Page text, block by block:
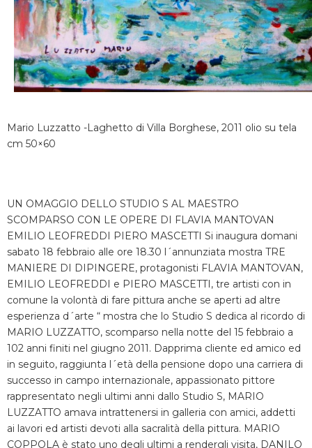
Mario Luzzatto -Laghetto di Villa Borghese, 2011 olio su tela
cm 50×60
UN OMAGGIO DELLO STUDIO S AL MAESTRO
SCOMPARSO CON LE OPERE DI FLAVIA MANTOVAN
EMILIO LEOFREDDI PIERO MASCETTI Si inaugura domani
sabato 18 febbraio alle ore 18.30 l´annunziata mostra TRE
MANIERE DI DIPINGERE, protagonisti FLAVIA MANTOVAN,
EMILIO LEOFREDDI e PIERO MASCETTI, tre artisti con in
comune la volontà di fare pittura anche se aperti ad altre
esperienza d´arte “ mostra che lo Studio S dedica al ricordo di
MARIO LUZZATTO, scomparso nella notte del 15 febbraio a
102 anni finiti nel giugno 2011. Dapprima cliente ed amico ed
in seguito, raggiunta l´età della pensione dopo una carriera di
successo in campo internazionale, appassionato pittore
rappresentato negli ultimi anni dallo Studio S, MARIO
LUZZATTO amava intrattenersi in galleria con amici, addetti
ai lavori ed artisti devoti alla sacralità della pittura. MARIO
COPPOLA è stato uno degli ultimi a rendergli visita, DANILO